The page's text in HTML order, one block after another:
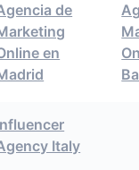
de
en
Italy